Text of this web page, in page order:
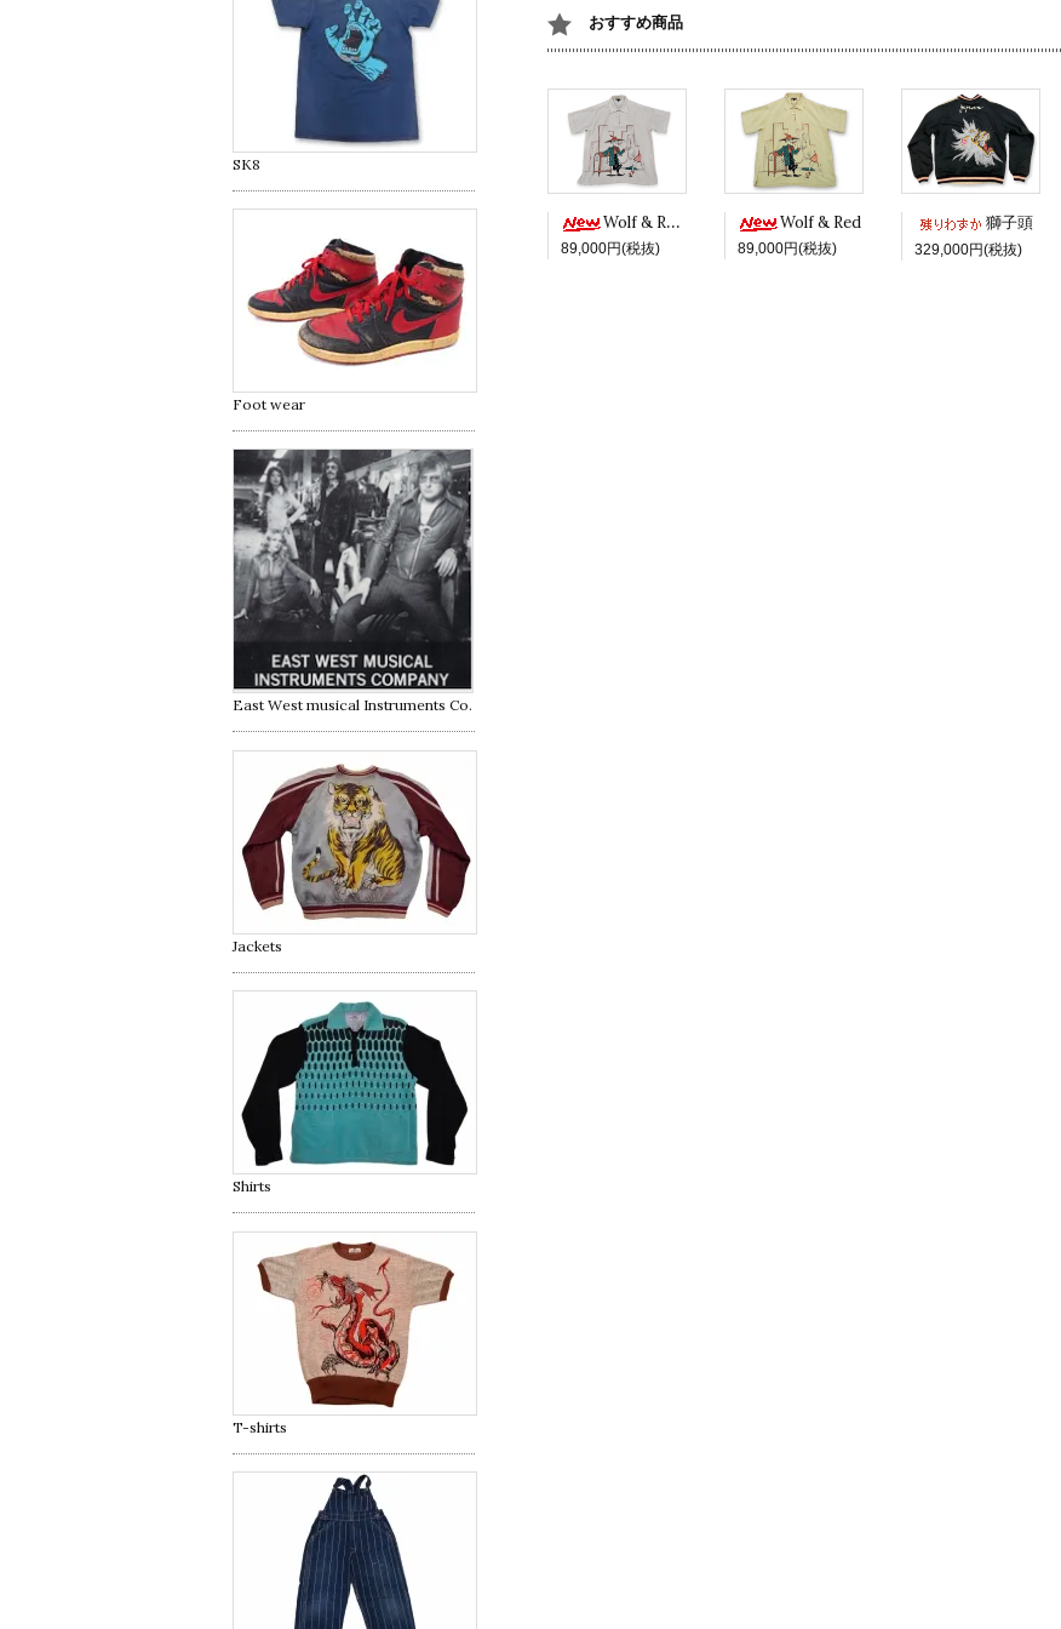
おすすめ商品
Wolf & Red -White ver.-
89,000円(税抜)
Wolf & Red
89,000円(税抜)
獅子頭
329,000円(税抜)
SK8
Foot wear
East West musical Instruments Co.
Jackets
Shirts
T-shirts